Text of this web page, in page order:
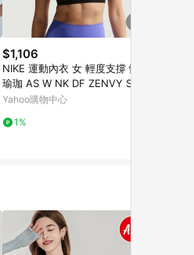
$1,106
NIKE 運動內衣 女 輕度支撐 慢跑
瑜珈 AS W NK DF ZENVY STR
APPY BRA 黑 IB9848-010
Yahoo購物中心
1%